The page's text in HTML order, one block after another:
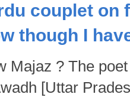
couplet
though I
Majaz ? The
[Uttar